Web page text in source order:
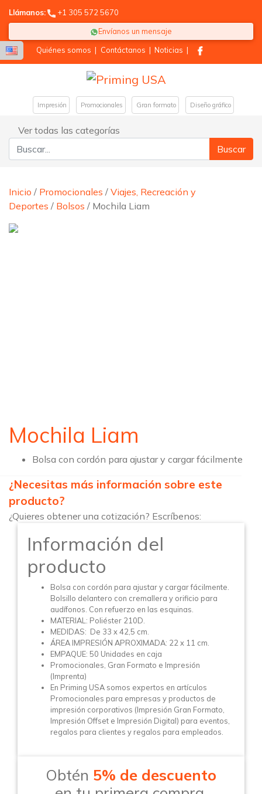
Llámanos:
+1 305 572 5670
Envíanos un mensaje
Quiénes somos | Contáctanos | Noticias |
Impresión Promocionales Gran formato Diseño gráfico
Ver todas las categorías
Buscar:
Inicio / Promocionales / Viajes, Recreación y
Deportes / Bolsos / Mochila Liam
Mochila Liam
Bolsa con cordón para ajustar y cargar fácilmente
¿Necesitas más información sobre este
producto?
¿Quieres obtener una cotización? Escríbenos:
Información del
producto
Bolsa con cordón para ajustar y cargar fácilmente.
Bolsillo delantero con cremallera y orificio para
audífonos. Con refuerzo en las esquinas.
MATERIAL: Poliéster 210D.
MEDIDAS: De 33 x 42,5 cm.
ÁREA IMPRESIÓN APROXIMADA: 22 x 11 cm.
EMPAQUE: 50 Unidades en caja
Promocionales, Gran Formato e Impresión
(Imprenta)
En Priming USA somos expertos en artículos
Promocionales para empresas y productos de
impresión corporativos (Impresión Gran Formato,
Impresión Offset e Impresión Digital) para eventos,
regalos para clientes y regalos para empleados.
Obtén 5% de descuento